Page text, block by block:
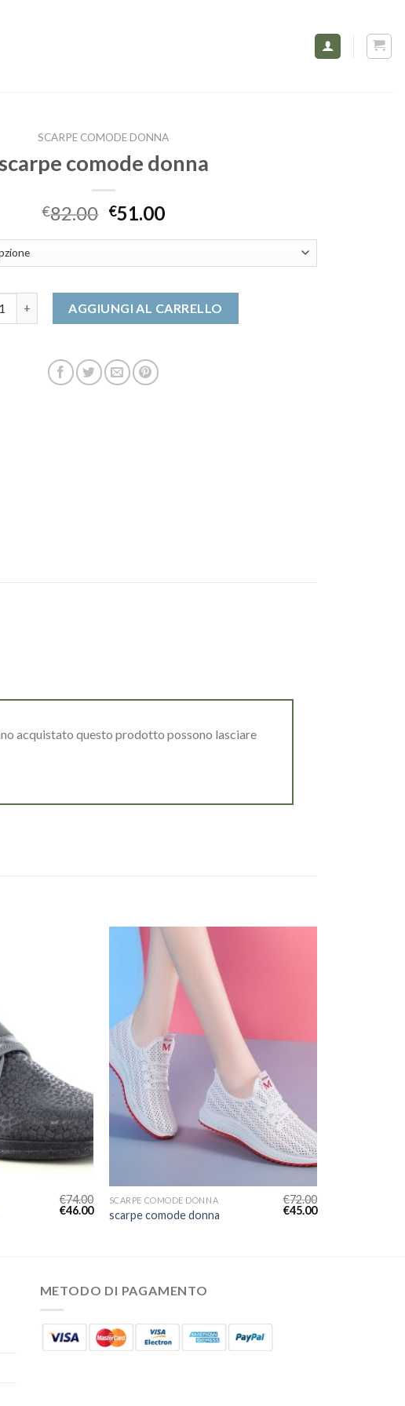
SCARPE COMODE DONNA
scarpe comode donna
€82.00 €51.00
AGGIUNGI AL CARRELLO
acquistato questo prodotto possono lasciare
€74.00
€46.00
SCARPE COMODE DONNA
scarpe comode donna
€72.00
€45.00
METODO DI PAGAMENTO